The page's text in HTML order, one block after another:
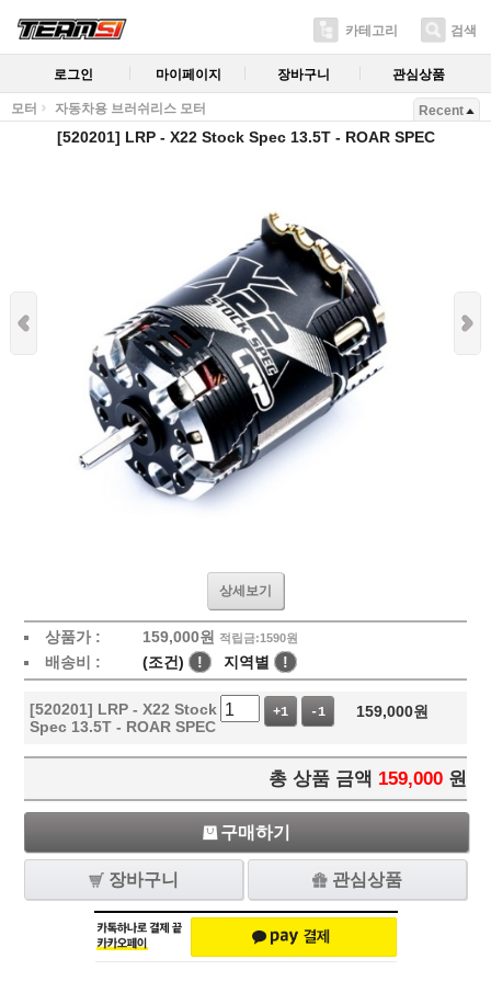
카테고리 검색
로그인 마이페이지 장바구니 관심상품
모터 자동차용 브러쉬리스 모터 Recent
[520201] LRP - X22 Stock Spec 13.5T - ROAR SPEC
상세보기
상품가 : 159,000원 적립금:1590원
배송비 : (조건) ! 지역별 !
[520201] LRP - X22 Stock
Spec 13.5T - ROAR SPEC
+1 -1 159,000원
총 상품 금액 159,000 원
구매하기
장바구니 관심상품